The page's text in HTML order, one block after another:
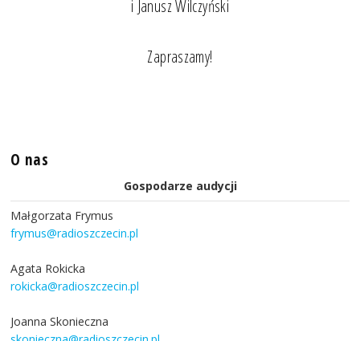
i Janusz Wilczyński
Zapraszamy!
O nas
Gospodarze audycji
Małgorzata Frymus
frymus@radioszczecin.pl
Agata Rokicka
rokicka@radioszczecin.pl
Joanna Skonieczna